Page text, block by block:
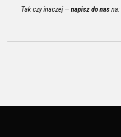
Tak czy inaczej —napisz do nasna: